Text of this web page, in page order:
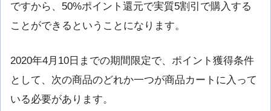
ですから、50%ポイント還元で実質5割引で購入する
ことができるということになります。
2020年4月10日までの期間限定で、ポイント獲得条件
として、次の商品のどれか一つが商品カートに入って
いる必要があります。